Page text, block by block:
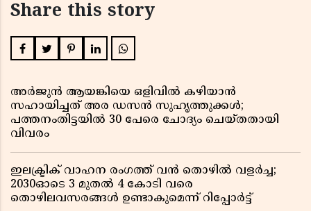
Share this story
അർജുൻ ആയങ്കിയെ ഒളിവിൽ കഴിയാൻ
സഹായിച്ചത് അര ഡസൻ സുഹൃത്തുക്കൾ;
പത്തനംതിട്ടയിൽ 30 പേരെ ചോദ്യം ചെയ്തതായി
വിവരം ​​​​​​​
ഇലക്ട്രിക് വാഹന രംഗത്ത് വൻ തൊഴിൽ വളർച്ച;
2030ഓടെ 3 മുതൽ 4 കോടി വരെ
തൊഴിലവസരങ്ങൾ ഉണ്ടാകുമെന്ന് റിപ്പോർട്ട്